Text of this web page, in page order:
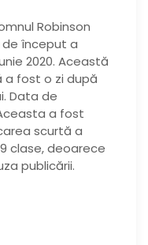
Robinson
început a
2020. Această
fost o zi după
Data de
a fost
scurtă a
clase, deoarece
publicării.